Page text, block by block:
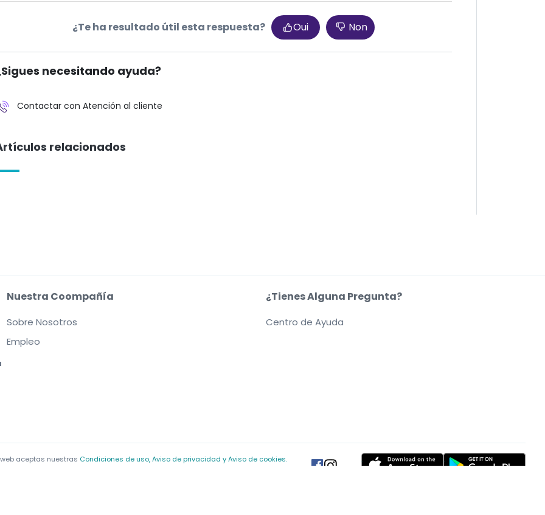
¿Te ha resultado útil esta respuesta? Oui Non
necesitando ayuda?
Contactar con Atención al cliente
relacionados
Nuestra Coompañía
Sobre Nosotros
Empleo
¿Tienes Alguna Pregunta?
Centro de Ayuda
aceptas nuestras Condiciones de uso, Aviso de privacidad y Aviso de cookies.
. .
. .